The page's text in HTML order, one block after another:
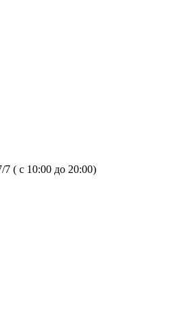
7 ( с 10:00 до 20:00)